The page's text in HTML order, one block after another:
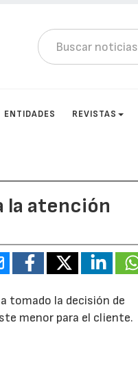
ENTIDADES REVISTAS
la atención
tomado la decisión de
menor para el cliente.